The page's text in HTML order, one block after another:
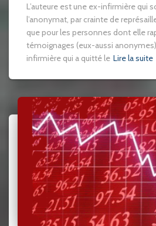
L’auteure est une ex-infirmière qui
l’anonymat, par crainte de
que pour les personnes dont elle
témoignages (eux-aussi
infirmière qui a quitté le Lire la suite